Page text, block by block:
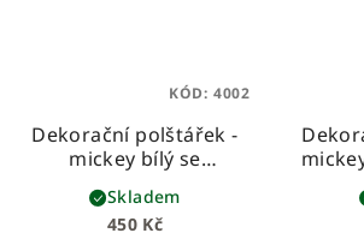
Dekorační polštářek -
mickey bílý se
starorůžovou mašlí
450 Kč
Skladem
KÓD: 4002